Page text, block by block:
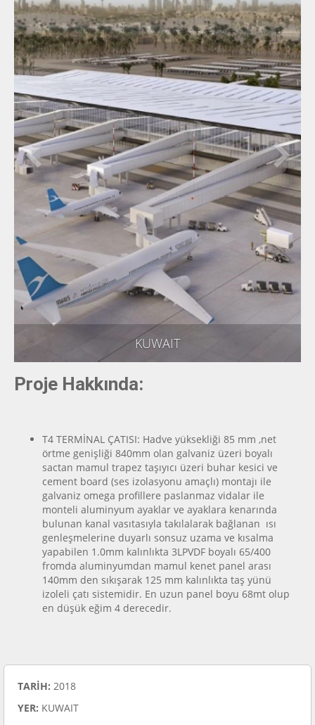
KUWAIT
Proje Hakkında:
T4 TERMİNAL ÇATISI: Hadve yüksekliği 85 mm ,net
örtme genişliği 840mm olan galvaniz üzeri boyalı
sactan mamul trapez taşıyıcı üzeri buhar kesici ve
cement board (ses izolasyonu amaçlı) montajı ile
galvaniz omega profillere paslanmaz vidalar ile
monteli aluminyum ayaklar ve ayaklara kenarında
bulunan kanal vasıtasıyla takılalarak bağlanan ısı
genleşmelerine duyarlı sonsuz uzama ve kısalma
yapabilen 1.0mm kalınlıkta 3LPVDF boyalı 65/400
fromda aluminyumdan mamul kenet panel arası
140mm den sıkışarak 125 mm kalınlıkta taş yünü
izoleli çatı sistemidir. En uzun panel boyu 68mt olup
en düşük eğim 4 derecedir.
TARİH: 2018
YER: KUWAIT